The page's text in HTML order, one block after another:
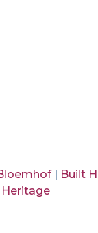
| Built
Heritage